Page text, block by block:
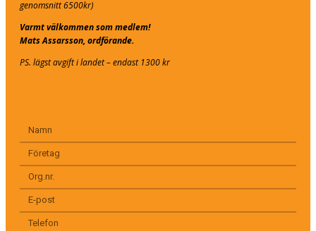
genomsnitt 6500kr)
Varmt välkommen som medlem!
Mats Assarsson, ordförande.
PS. lägst avgift i landet – endast 1300 kr